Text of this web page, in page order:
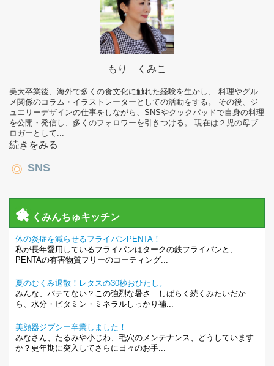
もり くみこ
美大卒業後、海外で多くの食文化に触れた経験を生かし、 料理やグル
メ関係のコラム・イラストレーターとしての活動をする。 その後、ジ
ュエリーデザインの仕事をしながら、SNSやクックパッドで自身の料理
を公開・発信し、多くのフォロワーを引きつける。 現在は２児の母ブ
ロガーとして...
続きをみる
SNS
くみんちゅキッチン
体の炎症を減らせるフライパンPENTA！
私が長年愛用しているフライパンはタークの鉄フライパンと、
PENTAの有害物質フリーのコーティング...
夏のむくみ退散！レタスの30秒おひたし。
みんな、バテてない？この強烈な暑さ…しばらく続くみたいだか
ら、水分・ビタミン・ミネラルしっかり補...
美顔器ジプシー卒業しました！
みなさん、たるみや小じわ、毛穴のメンテナンス、どうしています
か？更年期に突入してさらに日々のお手...